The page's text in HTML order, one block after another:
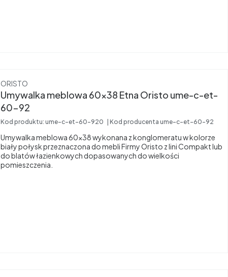
Producent
ORISTO
Umywalka meblowa 60x38 Etna Oristo ume-c-et-
60-92
Kod produktu: ume-c-et-60-920 Kod producenta ume-c-et-60-92
Umywalka meblowa 60x38 wykonana z konglomeratu w kolorze
biały połysk przeznaczona do mebli Firmy Oristo z lini Compakt lub
do blatów łazienkowych dopasowanych do wielkości
pomieszczenia.